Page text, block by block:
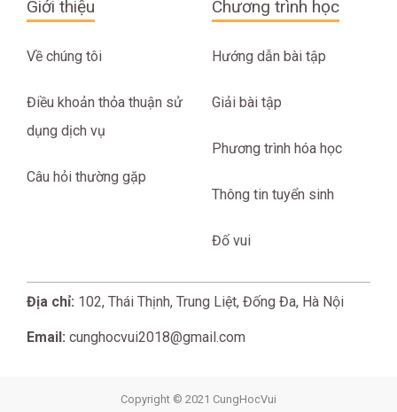
Giới thiệu
Về chúng tôi
Điều khoản thỏa thuận sử
dụng dịch vụ
Câu hỏi thường gặp
Chương trình học
Hướng dẫn bài tập
Giải bài tập
Phương trình hóa học
Thông tin tuyển sinh
Đố vui
Địa chỉ: 102, Thái Thịnh, Trung Liệt, Đống Đa, Hà Nội
Email: cunghocvui2018@gmail.com
Copyright © 2021 CungHocVui